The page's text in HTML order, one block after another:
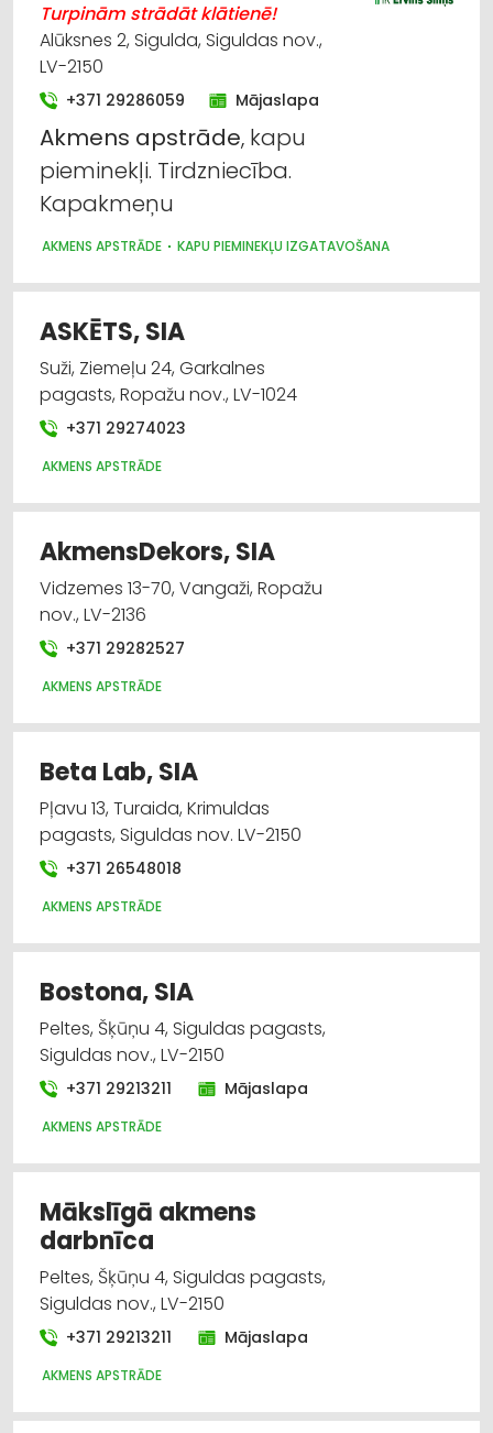
Turpinām strādāt klātienē!
Alūksnes 2, Sigulda, Siguldas nov.,
LV-2150
+371 29286059 Mājaslapa
Akmens apstrāde, kapu
pieminekļi. Tirdzniecība.
Kapakmeņu
AKMENS APSTRĀDE KAPU PIEMINEKĻU IZGATAVOŠANA
ASKĒTS, SIA
Suži, Ziemeļu 24, Garkalnes
pagasts, Ropažu nov., LV-1024
+371 29274023
AKMENS APSTRĀDE
AkmensDekors, SIA
Vidzemes 13-70, Vangaži, Ropažu
nov., LV-2136
+371 29282527
AKMENS APSTRĀDE
Beta Lab, SIA
Pļavu 13, Turaida, Krimuldas
pagasts, Siguldas nov. LV-2150
+371 26548018
AKMENS APSTRĀDE
Bostona, SIA
Peltes, Šķūņu 4, Siguldas pagasts,
Siguldas nov., LV-2150
+371 29213211 Mājaslapa
AKMENS APSTRĀDE
Mākslīgā akmens
darbnīca
Peltes, Šķūņu 4, Siguldas pagasts,
Siguldas nov., LV-2150
+371 29213211 Mājaslapa
AKMENS APSTRĀDE